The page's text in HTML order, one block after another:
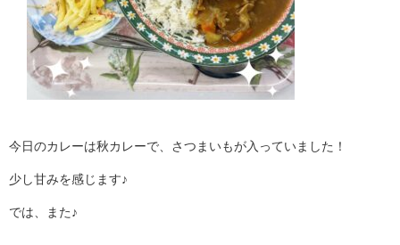
今日のカレーは秋カレーで、さつまいもが入っていました！
少し甘みを感じます♪
では、また♪